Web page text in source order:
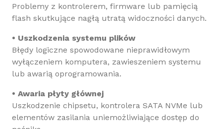
Problemy z kontrolerem, firmware lub pamięcią
flash skutkujące nagłą utratą widoczności danych.
• Uszkodzenia systemu plików
Błędy logiczne spowodowane nieprawidłowym
wyłączeniem komputera, zawieszeniem systemu
lub awarią oprogramowania.
• Awaria płyty głównej
Uszkodzenie chipsetu, kontrolera SATA NVMe lub
elementów zasilania uniemożliwiające dostęp do